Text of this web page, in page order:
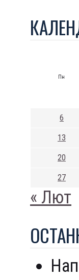
Пн
6
13
20
27
« Лют